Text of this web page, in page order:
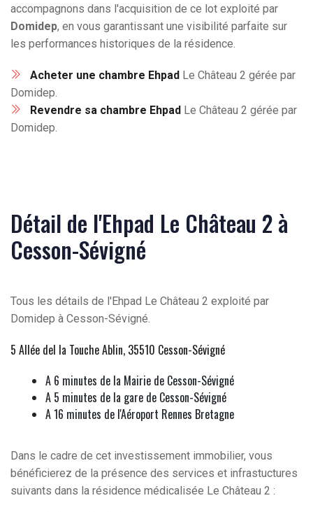
accompagnons dans l'acquisition de ce lot exploité par
Domidep, en vous garantissant une visibilité parfaite sur
les performances historiques de la résidence.
Acheter une chambre Ehpad Le Château 2 gérée par
Domidep.
Revendre sa chambre Ehpad Le Château 2 gérée par
Domidep.
Détail de l'Ehpad Le Château 2 à
Cesson-Sévigné
Tous les détails de l'Ehpad Le Château 2 exploité par
Domidep à Cesson-Sévigné.
5 Allée del la Touche Ablin, 35510 Cesson-Sévigné
A 6 minutes de la Mairie de Cesson-Sévigné
A 5 minutes de la gare de Cesson-Sévigné
A 16 minutes de l'Aéroport Rennes Bretagne
Dans le cadre de cet investissement immobilier, vous
bénéficierez de la présence des services et infrastuctures
suivants dans la résidence médicalisée Le Château 2 :